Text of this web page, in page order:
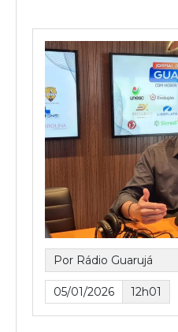
Por Rádio Guarujá
05/01/2026 12h01